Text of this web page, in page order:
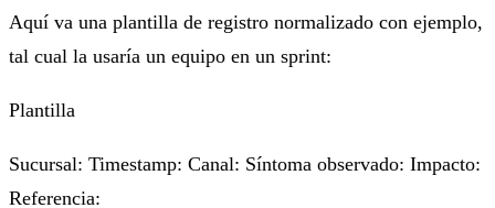
Aquí va una plantilla de registro normalizado con ejemplo,
tal cual la usaría un equipo en un sprint:
Plantilla
Sucursal: Timestamp: Canal: Síntoma observado: Impacto:
Referencia: